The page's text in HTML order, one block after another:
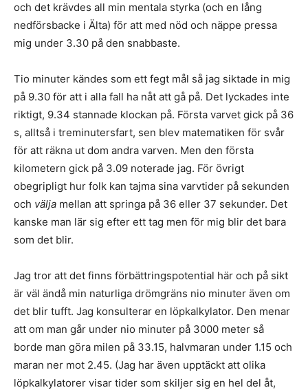
och det krävdes all min mentala styrka (och en lång
nedförsbacke i Älta) för att med nöd och näppe pressa
mig under 3.30 på den snabbaste.
Tio minuter kändes som ett fegt mål så jag siktade in mig
på 9.30 för att i alla fall ha nåt att gå på. Det lyckades inte
riktigt, 9.34 stannade klockan på. Första varvet gick på 36
s, alltså i treminutersfart, sen blev matematiken för svår
för att räkna ut dom andra varven. Men den första
kilometern gick på 3.09 noterade jag. För övrigt
obegripligt hur folk kan tajma sina varvtider på sekunden
och välja mellan att springa på 36 eller 37 sekunder. Det
kanske man lär sig efter ett tag men för mig blir det bara
som det blir.
Jag tror att det finns förbättringspotential här och på sikt
är väl ändå min naturliga drömgräns nio minuter även om
det blir tufft. Jag konsulterar en löpkalkylator. Den menar
att om man går under nio minuter på 3000 meter så
borde man göra milen på 33.15, halvmaran under 1.15 och
maran ner mot 2.45. (Jag har även upptäckt att olika
löpkalkylatorer visar tider som skiljer sig en hel del åt,